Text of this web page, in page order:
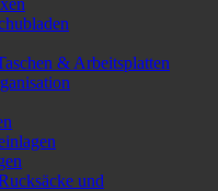
& Arbeitsplatten
und